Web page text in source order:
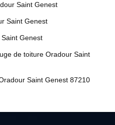
Saint Genest
Saint Genest
Genest
de toiture Oradour Saint
Saint Genest 87210